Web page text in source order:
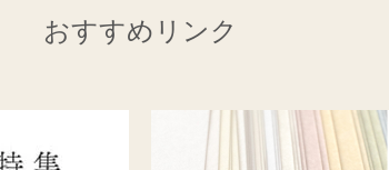
おすすめリンク